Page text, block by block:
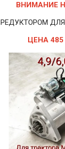
ВНИМАНИЕ
ДЛЯ
ЦЕНА